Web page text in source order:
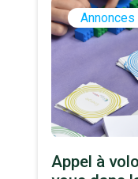
Annonces
Appel à